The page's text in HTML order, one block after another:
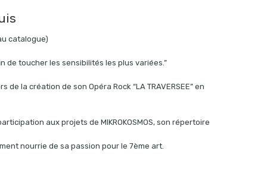
catalogue)
de toucher les sensibilités les plus variées.”
la création de son Opéra Rock “LA TRAVERSEE” en
aux projets de MIKROKOSMOS, son répertoire
nourrie de sa passion pour le 7ème art.